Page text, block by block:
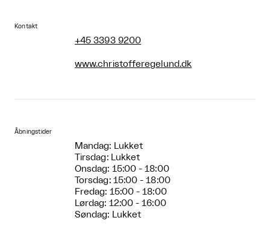
Kontakt
+45 3393 9200
www.christofferegelund.dk
Åbningstider
Mandag: Lukket
Tirsdag: Lukket
Onsdag: 15:00 - 18:00
Torsdag: 15:00 - 18:00
Fredag: 15:00 - 18:00
Lørdag: 12:00 - 16:00
Søndag: Lukket